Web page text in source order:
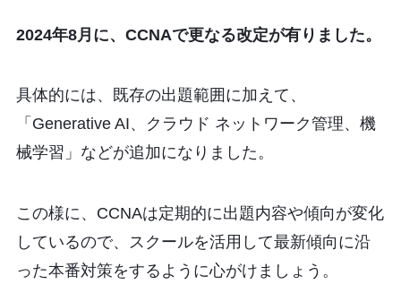
2024年8月に、CCNAで更なる改定が有りました。
具体的には、既存の出題範囲に加えて、
「Generative AI、クラウド ネットワーク管理、機
械学習」などが追加になりました。
この様に、CCNAは定期的に出題内容や傾向が変化
しているので、スクールを活用して最新傾向に沿
った本番対策をするように心がけましょう。